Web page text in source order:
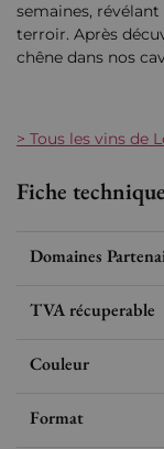
semaines,
terroir. Après
chêne dans nos
> Tous les vins de
Fiche technique
Domaines
TVA récuperable
Couleur
Format